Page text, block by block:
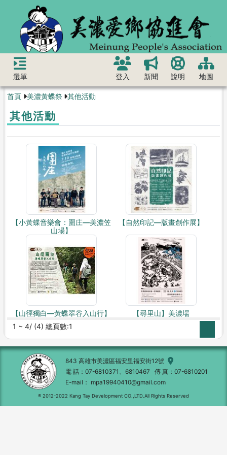
選單 登入 新聞 說明 地圖
首頁 美濃黃蝶祭 其他活動
其他活動
【小黃蝶音樂會：圍庄—美濃笠
山場】
【自然印記—版畫創作展】
【山徑獨白—黃蝶翠谷入山行】
【尋里山】美濃場
1 ~ 4/ (4) 總頁數:1
843 高雄市美濃區福安里福安街12號
電 話
07-6810371、6810467 傳 真
07-6810201
E-mail
mpa19940410@gmail.com
® 2012-2022 Kang Tay Development CO.,LTD.All Rights Reserved